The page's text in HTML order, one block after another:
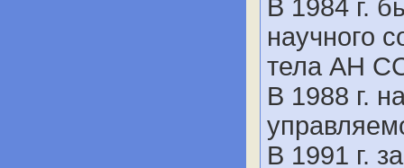
В 1984 г.
научного
тела АН
В 1988 г.
В 1991 г.